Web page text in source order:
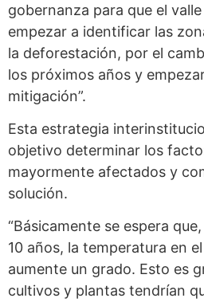
gobernanza para que el
empezar a identificar las
la deforestación, por el
los próximos años y
mitigación”.
Esta estrategia
objetivo determinar los
mayormente afectados y
solución.
“Básicamente se espera
10 años, la temperatura en
aumente un grado. Esto es
cultivos y plantas tendrían